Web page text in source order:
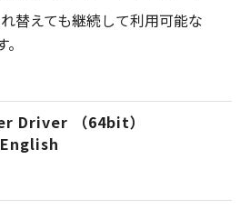
替えても継続して利用可能な
Driver （64bit）